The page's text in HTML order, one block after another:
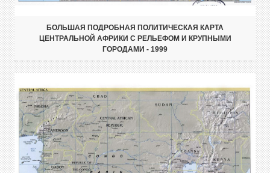
БОЛЬШАЯ ПОДРОБНАЯ ПОЛИТИЧЕСКАЯ КАРТА
ЦЕНТРАЛЬНОЙ АФРИКИ С РЕЛЬЕФОМ И КРУПНЫМИ
ГОРОДАМИ - 1999